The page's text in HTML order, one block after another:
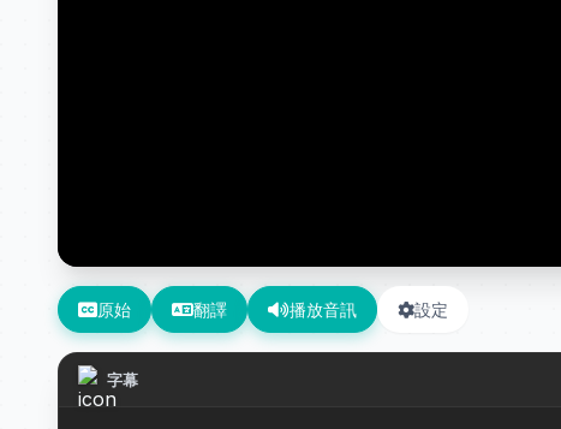
原始 翻譯 播放音訊 設定
字幕